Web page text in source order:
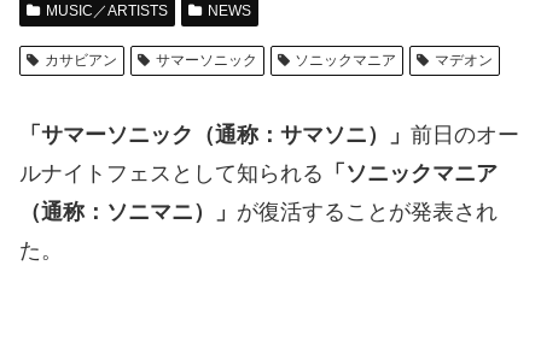
MUSIC／ARTISTS NEWS
カサビアン サマーソニック ソニックマニア マデオン
「サマーソニック（通称：サマソニ）」 前日のオー
ルナイトフェスとして知られる 「ソニックマニア
（通称：ソニマニ）」 が復活することが発表され
た。